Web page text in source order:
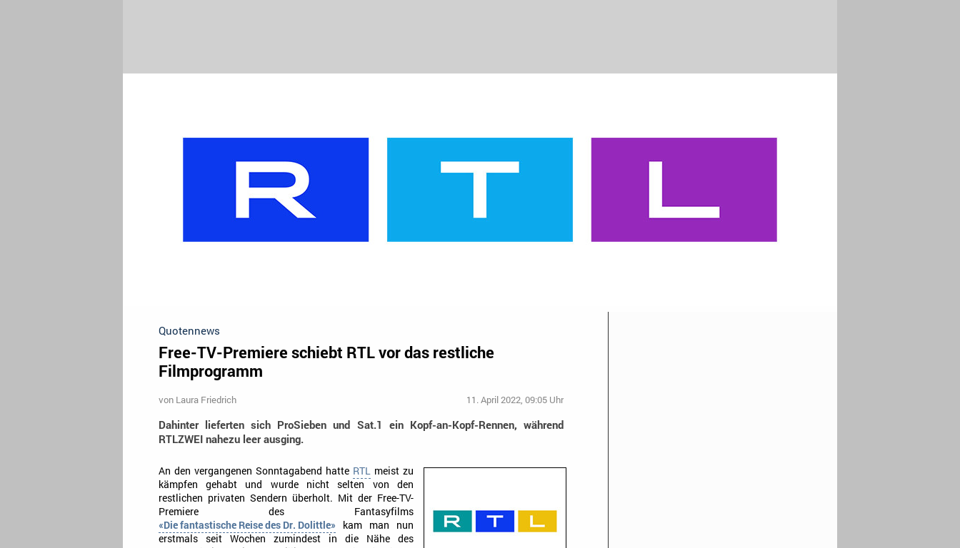
Quotennews
Free-TV-Premiere schiebt RTL vor das restliche
Filmprogramm
von Laura Friedrich 11. April 2022, 09:05 Uhr
Dahinter lieferten sich ProSieben und Sat.1 ein Kopf-an-Kopf-Rennen, während
RTLZWEI nahezu leer ausging.
An den vergangenen Sonntagabend hatte RTLmeist zu
kämpfen gehabt und wurde nicht selten von den
restlichen privaten Sendern überholt. Mit der Free-TV-
Premiere des Fantasyfilms
«Die fantastische Reise des Dr. Dolittle» kam man nun
erstmals seit Wochen zumindest in die Nähe des